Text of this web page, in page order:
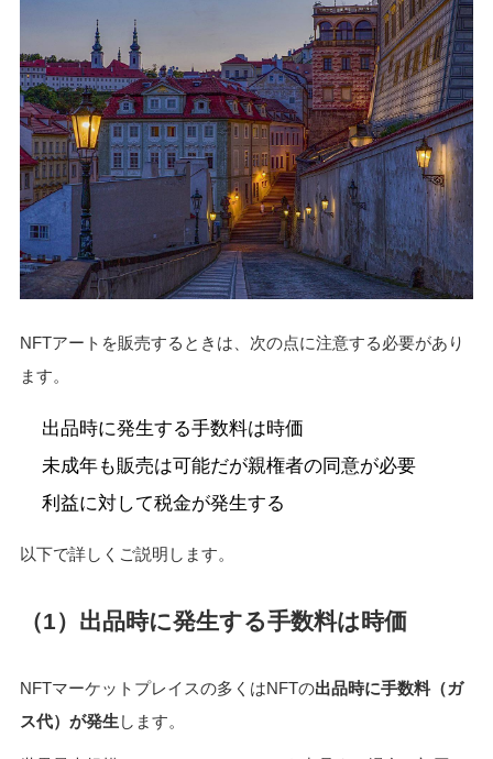
NFTアートを販売するときは、次の点に注意する必要があり
ます。
出品時に発生する手数料は時価
未成年も販売は可能だが親権者の同意が必要
利益に対して税金が発生する
以下で詳しくご説明します。
（1）出品時に発生する手数料は時価
NFTマーケットプレイスの多くはNFTの出品時に手数料（ガ
ス代）が発生 します。